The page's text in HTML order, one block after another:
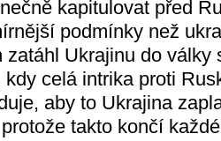
kapitulovat před
podmínky než
zatáhl Ukrajinu do války
kdy celá intrika proti
aby to Ukrajina
takto končí